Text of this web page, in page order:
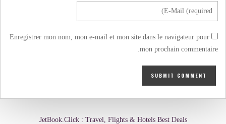
Enregistrer mon nom, mon e-mail et mon site dans le navigateur pour
mon prochain commentaire.
JetBook.Click : Travel, Flights & Hotels Best Deals